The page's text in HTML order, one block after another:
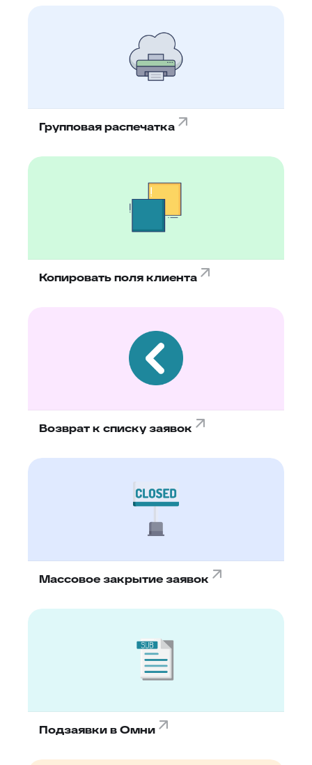
Групповая распечатка
Копировать поля клиента
Возврат к списку заявок
Массовое закрытие заявок
Подзаявки в Омни